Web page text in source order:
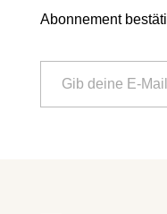
Abonnement
Gib deine E-Mail-Adresse ein ...